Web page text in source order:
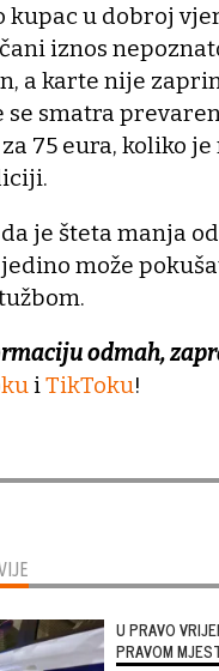
kupac u dobroj
iznos
a karte nije
se smatra
75 eura, koliko
je šteta manja
jedino može
odmah,
iTikToku!
U PRAVO
PRAVOM